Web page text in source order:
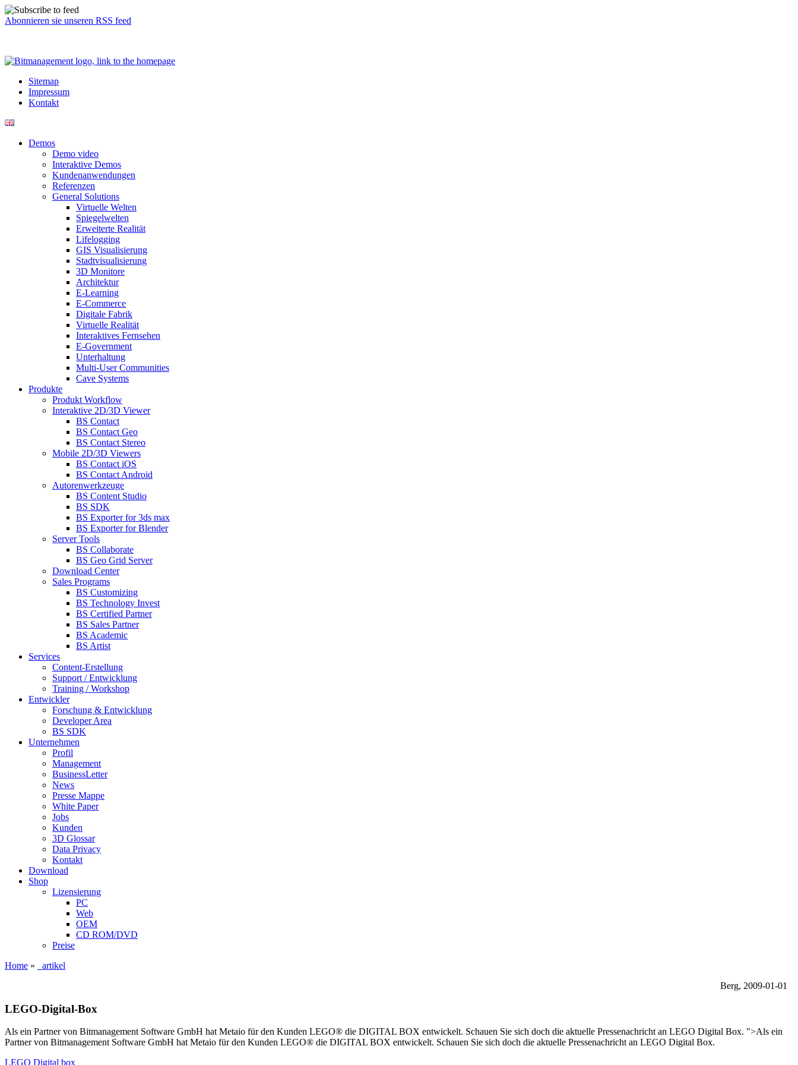
Abonnieren sie unseren RSS feed
Sitemap
Impressum
Kontakt
Demos
Demo video
Interaktive Demos
Kundenanwendungen
Referenzen
General Solutions
Virtuelle Welten
Spiegelwelten
Erweiterte Realität
Lifelogging
GIS Visualisierung
Stadtvisualisierung
3D Monitore
Architektur
E-Learning
E-Commerce
Digitale Fabrik
Virtuelle Realität
Interaktives Fernsehen
E-Government
Unterhaltung
Multi-User Communities
Cave Systems
Produkte
Produkt Workflow
Interaktive 2D/3D Viewer
BS Contact
BS Contact Geo
BS Contact Stereo
Mobile 2D/3D Viewers
BS Contact iOS
BS Contact Android
Autorenwerkzeuge
BS Content Studio
BS SDK
BS Exporter for 3ds max
BS Exporter for Blender
Server Tools
BS Collaborate
BS Geo Grid Server
Download Center
Sales Programs
BS Customizing
BS Technology Invest
BS Certified Partner
BS Sales Partner
BS Academic
BS Artist
Services
Content-Erstellung
Support / Entwicklung
Training / Workshop
Entwickler
Forschung & Entwicklung
Developer Area
BS SDK
Unternehmen
Profil
Management
BusinessLetter
News
Presse Mappe
White Paper
Jobs
Kunden
3D Glossar
Data Privacy
Kontakt
Download
Shop
Lizensierung
PC
Web
OEM
CD ROM/DVD
Preise
Home »
_artikel
Berg, 2009-01-01
LEGO-Digital-Box
Als ein Partner von Bitmanagement Software GmbH hat Metaio für den Kunden LEGO® die DIGITAL BOX entwickelt. Schauen Sie sich doch die aktuelle Pressenachricht an LEGO Digital Box. ">Als ein
Partner von Bitmanagement Software GmbH hat Metaio für den Kunden LEGO® die DIGITAL BOX entwickelt. Schauen Sie sich doch die aktuelle Pressenachricht an LEGO Digital Box.
LEGO Digital box